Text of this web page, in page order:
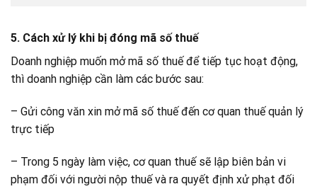
5. Cách xử lý khi bị đóng mã số thuế
Doanh nghiệp muốn mở mã số thuế để tiếp tục hoạt động,
thì doanh nghiệp cần làm các bước sau:
– Gửi công văn xin mở mã số thuế đến cơ quan thuế quản lý
trực tiếp
– Trong 5 ngày làm việc, cơ quan thuế sẽ lập biên bản vi
phạm đối với người nộp thuế và ra quyết định xử phạt đối